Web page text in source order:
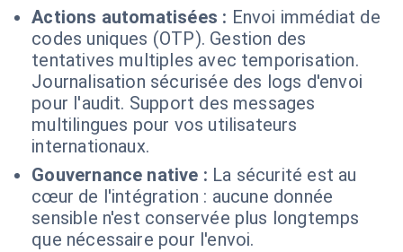
Actions automatisées : Envoi immédiat de
codes uniques (OTP). Gestion des
tentatives multiples avec temporisation.
Journalisation sécurisée des logs d'envoi
pour l'audit. Support des messages
multilingues pour vos utilisateurs
internationaux.
Gouvernance native : La sécurité est au
cœur de l'intégration : aucune donnée
sensible n'est conservée plus longtemps
que nécessaire pour l'envoi.